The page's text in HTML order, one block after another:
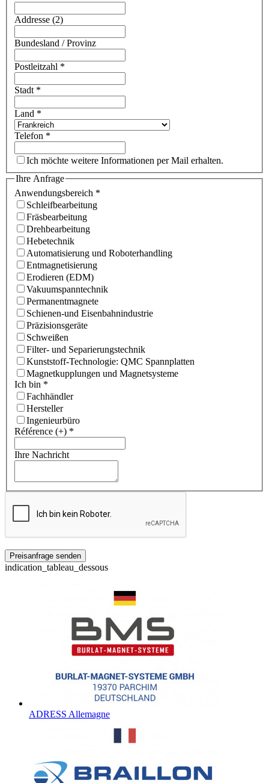
Addresse (2)
Bundesland / Provinz
Postleitzahl *
Stadt *
Land *
Telefon *
Ich möchte weitere Informationen per Mail erhalten.
Ihre Anfrage
Anwendungsbereich *
Schleifbearbeitung
Fräsbearbeitung
Drehbearbeitung
Hebetechnik
Automatisierung und Roboterhandling
Entmagnetisierung
Erodieren (EDM)
Vakuumspanntechnik
Permanentmagnete
Schienen-und Eisenbahnindustrie
Präzisionsgeräte
Schweißen
Filter- und Separierungstechnik
Kunststoff-Technologie: QMC Spannplatten
Magnetkupplungen und Magnetsysteme
Ich bin *
Fachhändler
Hersteller
Ingenieurbüro
Référence (+) *
Ihre Nachricht
indication_tableau_dessous
ADRESS Allemagne